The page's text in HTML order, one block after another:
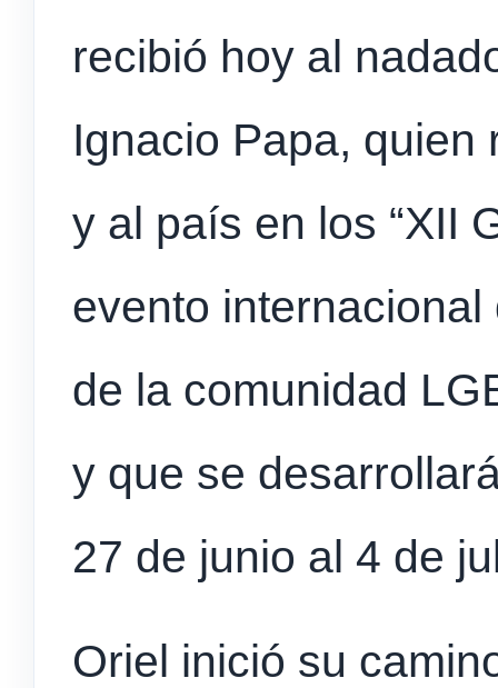
recibió hoy al
Ignacio Papa, quien
y al país en los “XII
evento
de la comunidad
y que se
27 de junio al 4 de
Oriel inició su